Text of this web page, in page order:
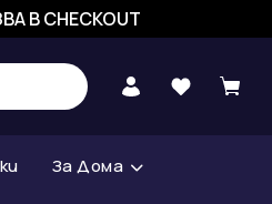
В CHECKOUT
За Дома